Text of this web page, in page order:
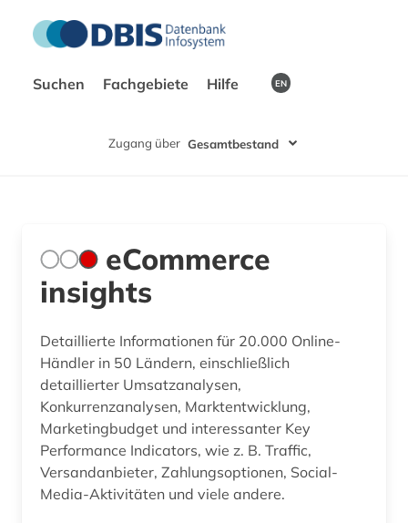
Suchen Fachgebiete Hilfe EN
Zugang über Gesamtbestand
eCommerce
insights
Detaillierte Informationen für 20.000 Online-
Händler in 50 Ländern, einschließlich
detaillierter Umsatzanalysen,
Konkurrenzanalysen, Marktentwicklung,
Marketingbudget und interessanter Key
Performance Indicators, wie z. B. Traffic,
Versandanbieter, Zahlungsoptionen, Social-
Media-Aktivitäten und viele andere.